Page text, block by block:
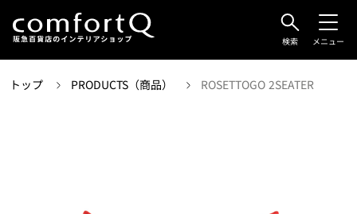
検索 メニュー
トップ PRODUCTS（商品） ROSETTOGO 2SEATER